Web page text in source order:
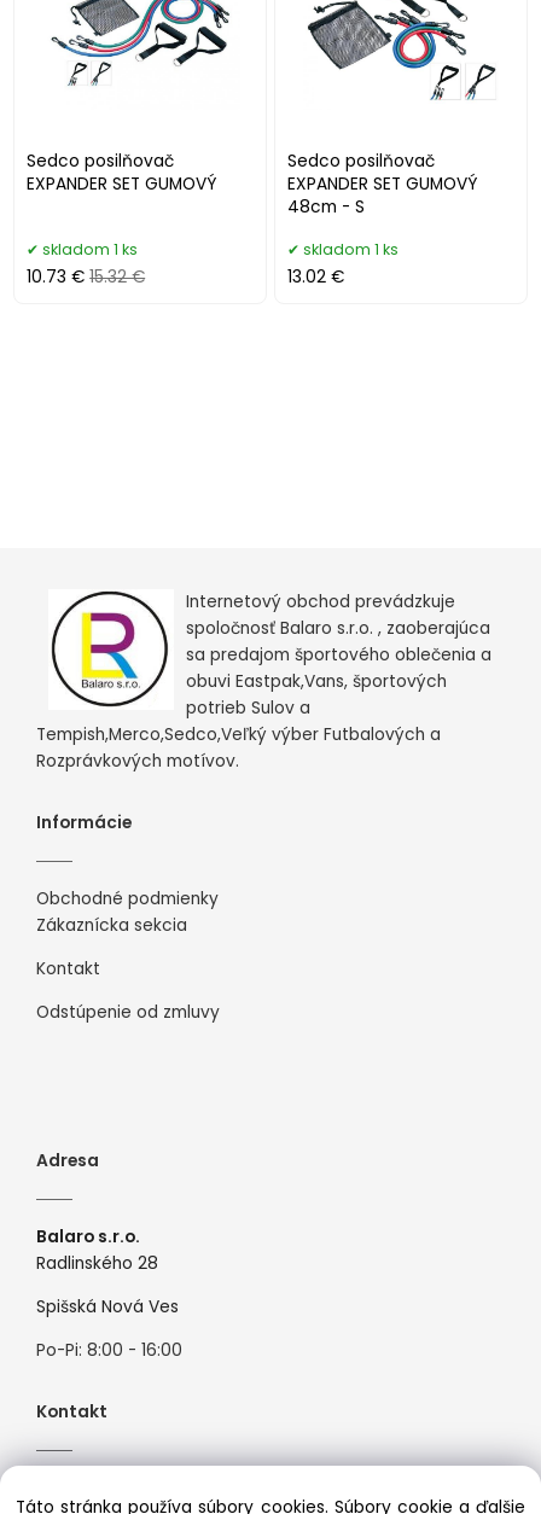
Sedco posilňovač
EXPANDER SET GUMOVÝ
skladom 1 ks
10.73 € 15.32 €
Sedco posilňovač
EXPANDER SET GUMOVÝ
48cm - S
skladom 1 ks
13.02 €
Internetový obchod prevádzkuje
spoločnosť Balaro s.r.o. , zaoberajúca
sa predajom športového oblečenia a
obuvi Eastpak,Vans, športových
potrieb Sulov a
Tempish,Merco,Sedco,Veľký výber Futbalových a
Rozprávkových motívov.
Informácie
Obchodné podmienky
Zákaznícka sekcia
Kontakt
Odstúpenie od zmluvy
Adresa
Balaro s.r.o.
Radlinského 28
Spišská Nová Ves
Po-Pi: 8:00 - 16:00
Kontakt
Táto stránka používa súbory cookies. Súbory cookie a ďalšie